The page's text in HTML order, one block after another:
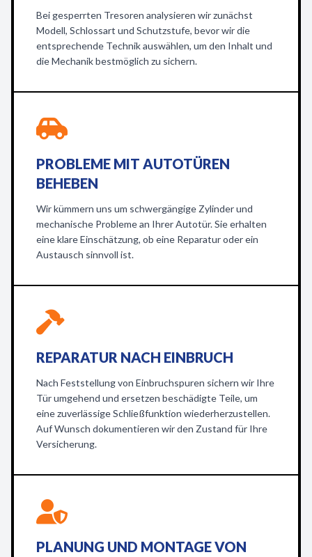
Bei gesperrten Tresoren analysieren wir zunächst
Modell, Schlossart und Schutzstufe, bevor wir die
entsprechende Technik auswählen, um den Inhalt und
die Mechanik bestmöglich zu sichern.
PROBLEME MIT AUTOTÜREN
BEHEBEN
Wir kümmern uns um schwergängige Zylinder und
mechanische Probleme an Ihrer Autotür. Sie erhalten
eine klare Einschätzung, ob eine Reparatur oder ein
Austausch sinnvoll ist.
REPARATUR NACH EINBRUCH
Nach Feststellung von Einbruchspuren sichern wir Ihre
Tür umgehend und ersetzen beschädigte Teile, um
eine zuverlässige Schließfunktion wiederherzustellen.
Auf Wunsch dokumentieren wir den Zustand für Ihre
Versicherung.
PLANUNG UND MONTAGE VON